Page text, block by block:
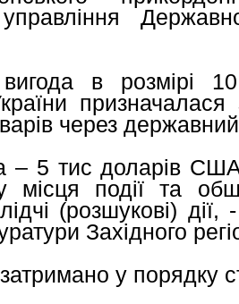
управління
вигода в розмірі
через
– 5 тис доларів
місця події та
(розшукові)
Західного
у порядку